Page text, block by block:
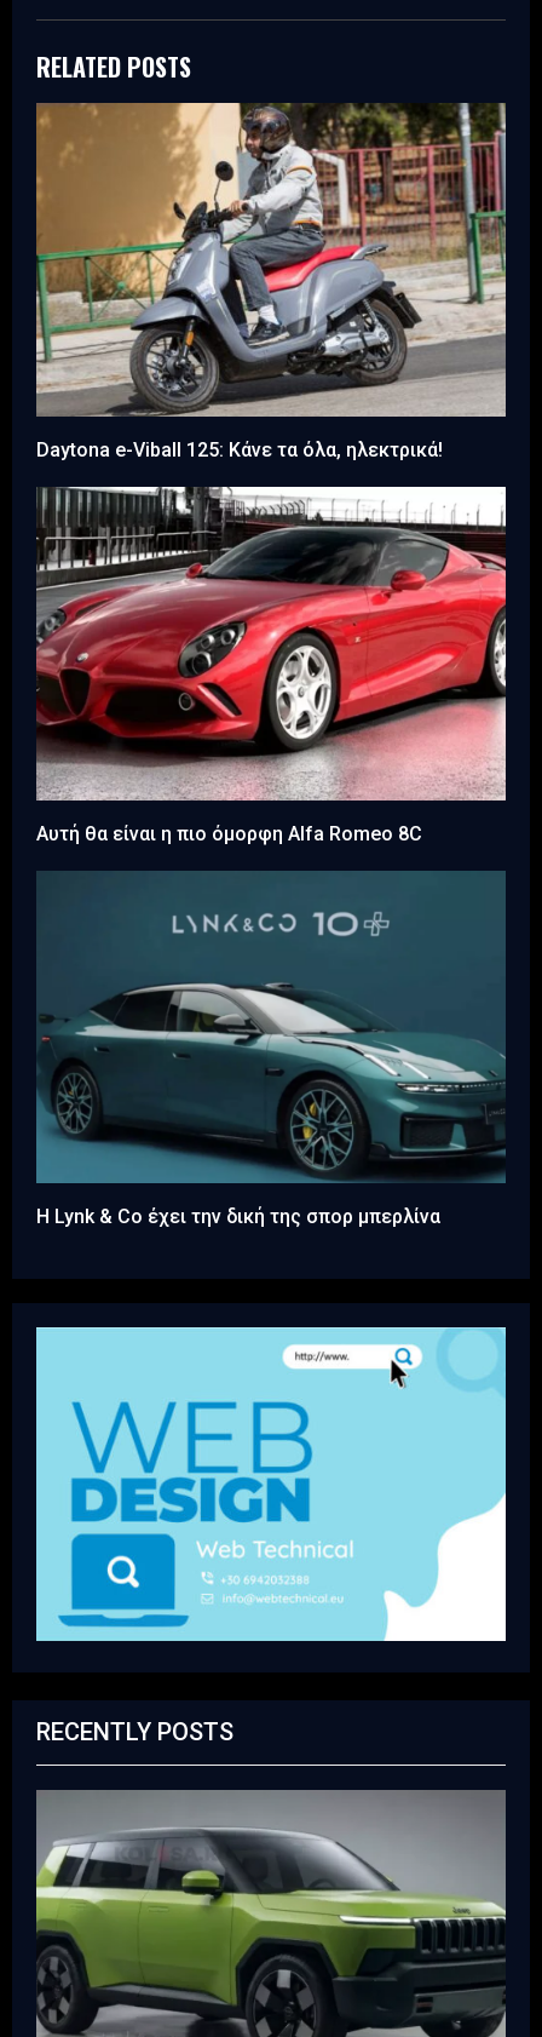
RELATED POSTS
Daytona e-Viball 125: Κάνε τα όλα, ηλεκτρικά!
Aυτή θα είναι η πιο όμορφη Alfa Romeo 8C
Η Lynk & Co έχει την δική της σπορ μπερλίνα
RECENTLY POSTS